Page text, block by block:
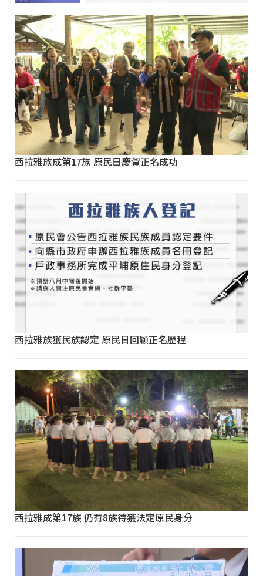
西拉雅族成第17族 原民日慶賀正名成功
西拉雅族獲民族認定 原民日回顧正名歷程
西拉雅成第17族 仍有8族待獲法定原民身分